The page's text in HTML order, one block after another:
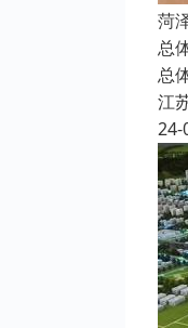
菏
总
总
江
24-